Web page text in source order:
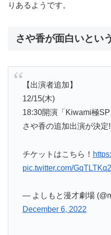
りあるようです。
さや香が面白いとい
【出演者追加】
12/15(木)
18:30開演「Kiwami極SP
さや香の追加出演が決定
チケットはこちら！
pic.twitter.com/
— よしもと漫才劇場
December 6, 2022